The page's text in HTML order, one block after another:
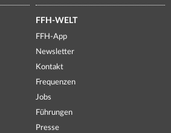
FFH-WELT
FFH-App
Newsletter
Kontakt
Frequenzen
Jobs
Führungen
Presse